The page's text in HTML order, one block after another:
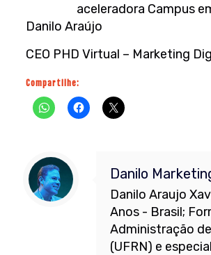
aceleradora Campus
Danilo Araújo
CEO PHD Virtual – Marketing
Compartilhe:
Danilo
Danilo Araujo
Anos - Brasil;
Administração
(UFRN) e